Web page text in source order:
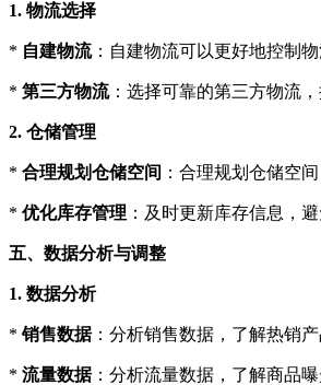
1. 物流选择
* 自建物流：自建物流可以更好地控制物
* 第三方物流：选择可靠的第三方物流，
2. 仓储管理
* 合理规划仓储空间 ：合理规划仓储空
* 优化库存管理 ：及时更新库存信息，
五、数据分析与调整
1. 数据分析
*销售数据：分析销售数据，了解热销产
* 流量数据：分析流量数据，了解商品曝